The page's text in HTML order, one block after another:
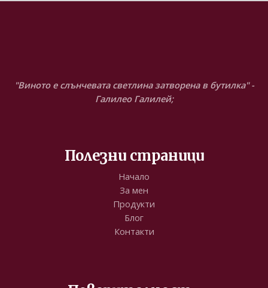
"Виното е слънчевата светлина затворена в бутилка" -
Галилео Галилей;
Полезни страници
Начало
За мен
Продукти
Блог
Контакти